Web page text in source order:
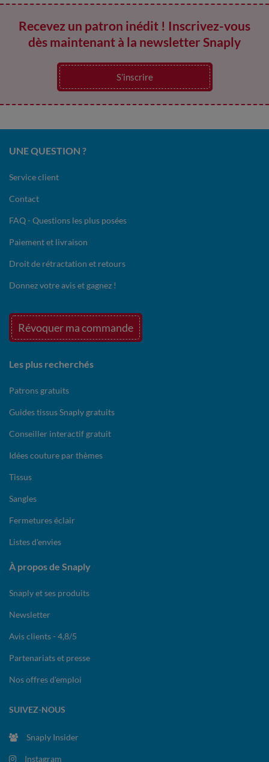
Recevez un patron inédit ! Inscrivez-vous
dès maintenant à la newsletter Snaply
S’inscrire
UNE QUESTION ?
Service client
Contact
FAQ - Questions les plus posées
Paiement et livraison
Droit de rétractation et retours
Donnez votre avis et gagnez !
Révoquer ma commande
Les plus recherchés
Patrons gratuits
Guides tissus Snaply gratuits
Conseiller interactif gratuit
Idées couture par thèmes
Tissus
Sangles
Fermetures éclair
Listes d'envies
À propos de Snaply
Snaply et ses produits
Newsletter
Avis clients - 4,8/5
Partenariats et presse
Nos offres d'emploi
SUIVEZ-NOUS
Snaply Insider
Instagram